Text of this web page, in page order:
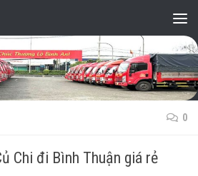
0
Chi đi Bình Thuận giá rẻ